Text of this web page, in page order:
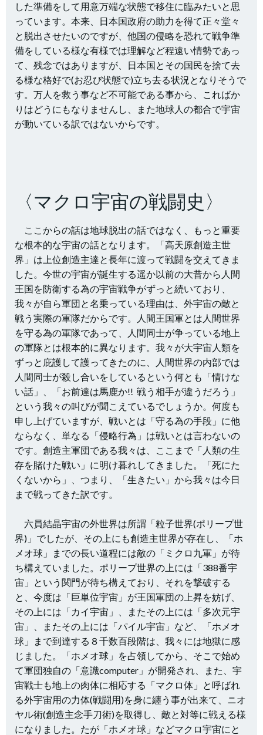
した準備をして用意万端な状態で移住に臨みたいと思
っています。本来、日本国政府の助力を得て正々堂々
と脱出させたいのですが、他国の侵略を恐れて戦争準
備をしている様な有様では理解など程遠い情勢であっ
て、残念ではありますが、日本国とその国民を捨て去
る様な格好で(お忍び状態で)立ち去る状況となりそうで
す。万人を救う事など不可能である事から、こればか
りはどうにもなりませんし、また地球人の都合で宇宙
が動いている訳ではないからです。
〈マクロ宇宙の戦闘史〉
ここからの話は地球脱出の話ではなく、もっと重要
な根本的な宇宙の話となります。「高天原創造主世
界」は上位創造主達と長年に渡って戦闘を交えてきま
した。今世の宇宙が誕生する遥か以前の大昔から人間
王国を防衛する為の宇宙戦争がずっと続いており、
我々が自ら軍団と名乗っている理由は、外宇宙の敵と
戦う実際の軍隊だからです。人間王国軍とは人間世界
を守る為の軍隊であって、人間同士が争っている地上
の軍隊とは根本的に異なります。我々が大宇宙人類を
ずっと庇護して護ってきたのに、人間世界の内部では
人間同士が殺し合いをしているという何とも「情けな
い話」、「お前達は馬鹿か!! 戦う相手が違うだろう」
という我々の叫びが聞こえているでしょうか。何度も
申し上げていますが、戦いとは「守る為の手段」に他
ならなく、単なる「侵略行為」は戦いとは言わないの
です。創造主軍団である我々は、ここまで「人類の生
存を賭けた戦い」に明け暮れしてきました。「死にた
くないから」、つまり、「生きたい」から我々は今日
まで戦ってきた訳です。
六員結晶宇宙の外世界は所謂「粒子世界(ポリープ世
界)」でしたが、その上にも創造主世界が存在し、「ホ
メオ球」までの長い道程には敵の「ミクロ九軍」が待
ち構えていました。ポリープ世界の上には「388番宇
宙」という関門が待ち構えており、それを撃破する
と、今度は「巨単位宇宙」が王国軍団の上昇を妨げ、
その上には「カイ宇宙」、またその上には「多次元宇
宙」、またその上には「パイル宇宙」など、「ホメオ
球」まで到達する８千数百段階は、我々には地獄に感
じました。「ホメオ球」を占領してから、そこで始め
て軍団独自の「意識computer」が開発され、また、宇
宙戦士も地上の肉体に相応する「マクロ体」と呼ばれ
る外宇宙用の力体(戦闘用)を身に纏う事が出来て、ニオ
ヤル術(創造主念手刀術)を取得し、敵と対等に戦える様
になりました。たが「ホメオ球」などマクロ宇宙にと